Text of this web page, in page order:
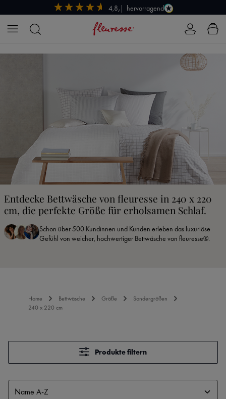
Zum Hauptinhalt springen hervorragend
4,8/5
Entdecke Bettwäsche von fleuresse in 240 x 220
cm, die perfekte Größe für erholsamen Schlaf.
Schon über 500 Kundinnen und Kunden erleben das luxuriöse
Gefühl von weicher, hochwertiger Bettwäsche von fleuresse®.
Home Bettwäsche Größe
Sondergrößen
240 x 220 cm
Produkte filtern